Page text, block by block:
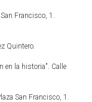
Francisco, 1.
Quintero.
en la historia". Calle
San Francisco, 1.